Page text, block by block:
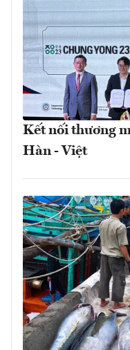
Kết nối thương
Hàn - Việt